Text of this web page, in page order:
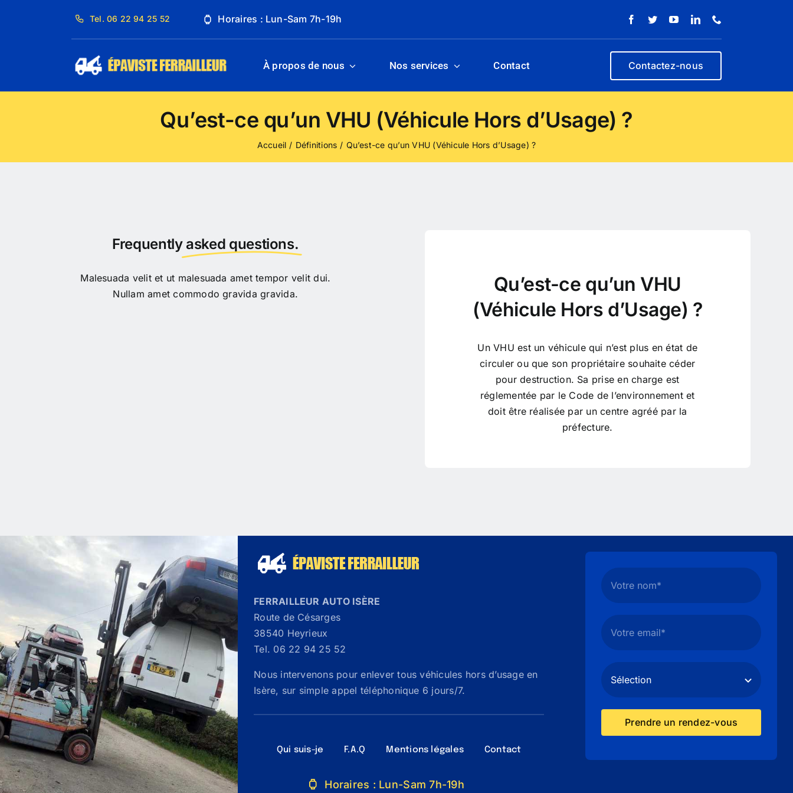
Tel. 06 22 94 25 52 Horaires : Lun-Sam 7h-19h
À propos de nous Nos services Contact Contactez-nous
Qu’est-ce qu’un VHU (Véhicule Hors d’Usage) ?
Accueil Définitions Qu’est-ce qu’un VHU (Véhicule Hors d’Usage) ?
Frequently asked questions.
Malesuada velit et ut malesuada amet tempor velit dui.
Nullam amet commodo gravida gravida.
Qu’est-ce qu’un VHU
(Véhicule Hors d’Usage) ?
Un VHU est un véhicule qui n’est plus en état de
circuler ou que son propriétaire souhaite céder
pour destruction. Sa prise en charge est
réglementée par le Code de l’environnement et
doit être réalisée par un centre agréé par la
préfecture.
FERRAILLEUR AUTO ISÈRE
Route de Césarges
38540 Heyrieux
Tel. 06 22 94 25 52
Nous intervenons pour enlever tous véhicules hors d’usage en
Isère, sur simple appel téléphonique 6 jours/7.
Qui suis-je F.A.Q Mentions légales Contact
Horaires : Lun-Sam 7h-19h
Prendre un rendez-vous